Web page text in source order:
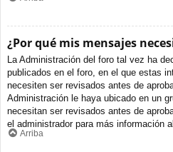
¿Por qué mis mensajes
La Administración del foro tal vez ha
publicados en el foro, en el que estas
necesiten ser revisados antes de
Administración le haya ubicado en un
necesitan ser revisados antes de
el administrador para más información
Arriba